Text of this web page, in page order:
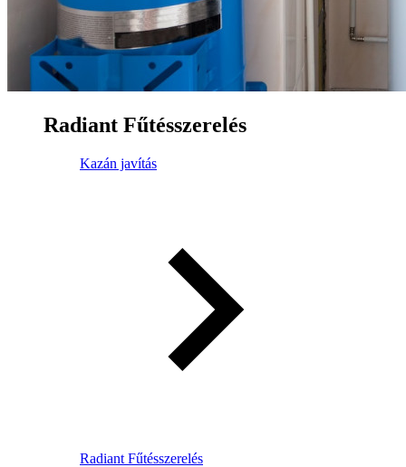
Radiant Fűtésszerelés
Kazán javítás
Radiant Fűtésszerelés